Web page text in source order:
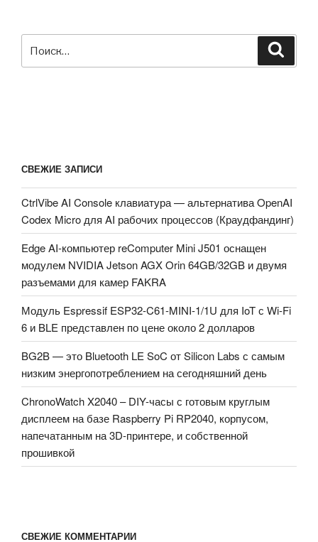
СВЕЖИЕ ЗАПИСИ
CtrlVibe AI Console клавиатура — альтернатива OpenAI
Codex Micro для AI рабочих процессов (Краудфандинг)
Edge AI-компьютер reComputer Mini J501 оснащен
модулем NVIDIA Jetson AGX Orin 64GB/32GB и двумя
разъемами для камер FAKRA
Модуль Espressif ESP32-C61-MINI-1/1U для IoT с Wi-Fi
6 и BLE представлен по цене около 2 долларов
BG2B — это Bluetooth LE SoC от Silicon Labs с самым
низким энергопотреблением на сегодняшний день
ChronoWatch X2040 – DIY-часы с готовым круглым
дисплеем на базе Raspberry Pi RP2040, корпусом,
напечатанным на 3D-принтере, и собственной
прошивкой
СВЕЖИЕ КОММЕНТАРИИ